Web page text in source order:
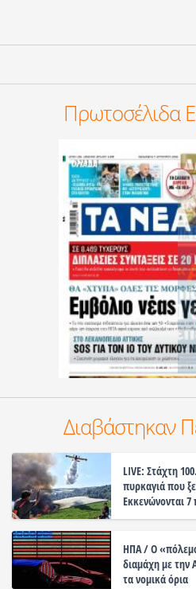
Πρωτοσέλιδα
Διαβάστηκαν
LIVE: Στάχτη
πυρκαγιά που
Εκκενώνονται 7
ΗΠΑ / Ο
διαμάχη με την
τα νομικά όρια